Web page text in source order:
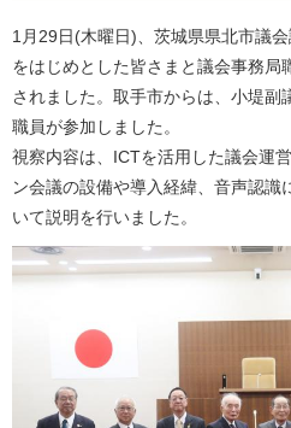
1月29日(木曜日)、茨城県県北市議
をはじめとした皆さまと議会事務局
されました。取手市からは、小堤副
職員が参加しました。
視察内容は、ICTを活用した議会運
ン会議の設備や導入経緯、音声認識
いて説明を行いました。